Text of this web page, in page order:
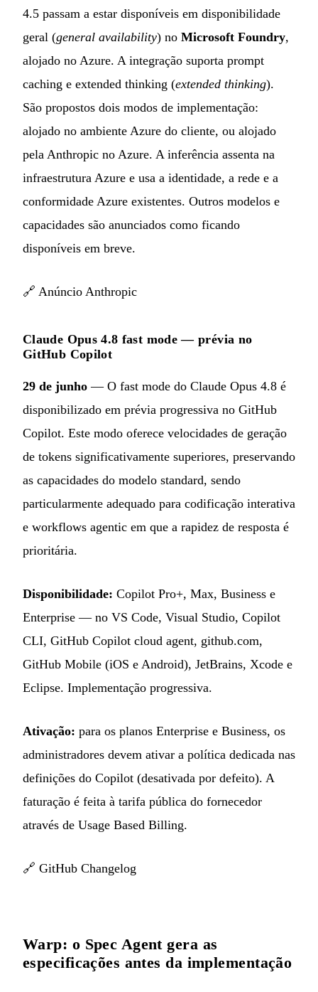
4.5 passam a estar disponíveis em disponibilidade
geral (general availability) no Microsoft Foundry,
alojado no Azure. A integração suporta prompt
caching e extended thinking (extended thinking).
São propostos dois modos de implementação:
alojado no ambiente Azure do cliente, ou alojado
pela Anthropic no Azure. A inferência assenta na
infraestrutura Azure e usa a identidade, a rede e a
conformidade Azure existentes. Outros modelos e
capacidades são anunciados como ficando
disponíveis em breve.
🔗 Anúncio Anthropic
Claude Opus 4.8 fast mode — prévia no
GitHub Copilot
29 de junho — O fast mode do Claude Opus 4.8 é
disponibilizado em prévia progressiva no GitHub
Copilot. Este modo oferece velocidades de geração
de tokens significativamente superiores, preservando
as capacidades do modelo standard, sendo
particularmente adequado para codificação interativa
e workflows agentic em que a rapidez de resposta é
prioritária.
Disponibilidade: Copilot Pro+, Max, Business e
Enterprise — no VS Code, Visual Studio, Copilot
CLI, GitHub Copilot cloud agent, github.com,
GitHub Mobile (iOS e Android), JetBrains, Xcode e
Eclipse. Implementação progressiva.
Ativação: para os planos Enterprise e Business, os
administradores devem ativar a política dedicada nas
definições do Copilot (desativada por defeito). A
faturação é feita à tarifa pública do fornecedor
através de Usage Based Billing.
🔗 GitHub Changelog
Warp: o Spec Agent gera as
especificações antes da implementação